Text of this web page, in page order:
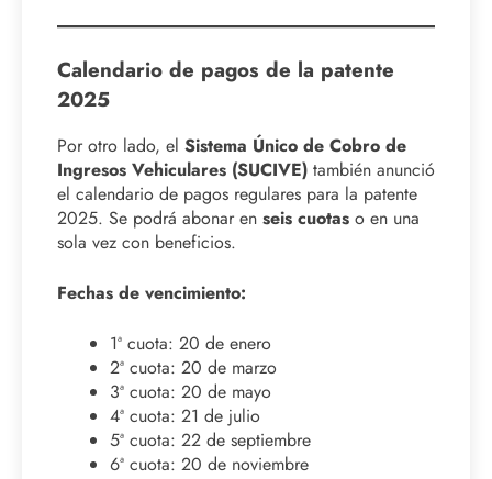
Calendario de pagos de la patente
2025
Por otro lado, el Sistema Único de Cobro de
Ingresos Vehiculares (SUCIVE) también anunció
el calendario de pagos regulares para la patente
2025. Se podrá abonar en seis cuotas o en una
sola vez con beneficios.
Fechas de vencimiento:
1ª cuota: 20 de enero
2ª cuota: 20 de marzo
3ª cuota: 20 de mayo
4ª cuota: 21 de julio
5ª cuota: 22 de septiembre
6ª cuota: 20 de noviembre